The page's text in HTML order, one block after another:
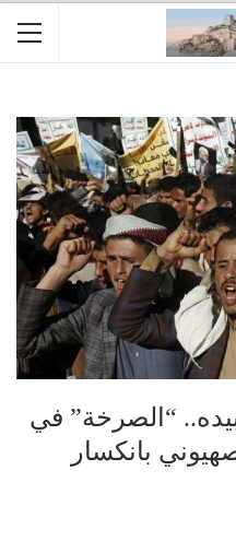
“الصرخة” في
بانكسار